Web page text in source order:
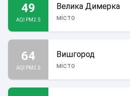
49
AQI PM2.5
Велика Димерка
місто
64
AQI PM2.5
Вишгород
місто